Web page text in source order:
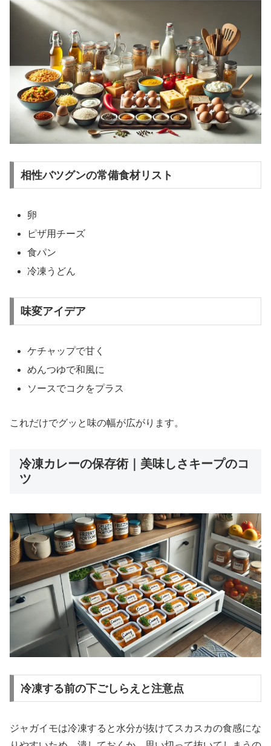
相性バツグンの常備食材リスト
卵
ピザ用チーズ
食パン
冷凍うどん
味変アイデア
ケチャップで甘く
めんつゆで和風に
ソースでコクをプラス
これだけでグッと味の幅が広がります。
冷凍カレーの保存術｜美味しさキープのコ
ツ
冷凍する前の下ごしらえと注意点
ジャガイモは冷凍すると水分が抜けてスカスカの食感にな